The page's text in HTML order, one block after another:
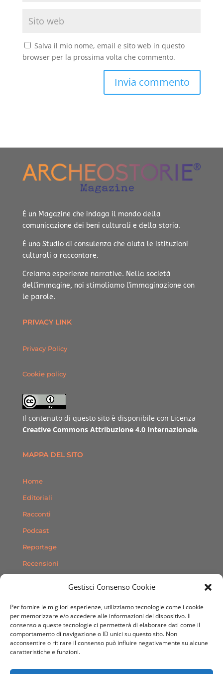
Gestisci Consenso Cookie
Per fornire le migliori esperienze, utilizziamo tecnologie come i cookie
per memorizzare e/o accedere alle informazioni del dispositivo. Il
consenso a queste tecnologie ci permetterà di elaborare dati come il
comportamento di navigazione o ID unici su questo sito. Non
acconsentire o ritirare il consenso può influire negativamente su alcune
caratteristiche e funzioni.
Salva il mio nome, email e sito web in questo
browser per la prossima volta che commento.
È un Magazine che indaga il mondo della
comunicazione dei beni culturali e della storia.
È uno Studio di consulenza che aiuta le istituzioni
culturali a raccontare.
Creiamo esperienze narrative. Nella società
dell’immagine, noi stimoliamo l’immaginazione con
le parole.
PRIVACY LINK
Privacy Policy
Cookie policy
Il contenuto di questo sito è disponibile con Licenza
Creative Commons Attribuzione 4.0 Internazionale.
MAPPA DEL SITO
Home
Editoriali
Racconti
Podcast
Reportage
Recensioni
Contatti
SEGUICI SUI SOCIAL